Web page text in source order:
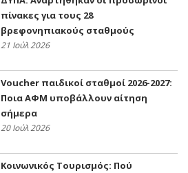
πίνακες για τους 28
βρεφονηπιακούς σταθμούς
21 Ιούλ 2026
Voucher παιδικοί σταθμοί 2026-2027:
Ποια ΑΦΜ υποβάλλουν αίτηση
σήμερα
20 Ιούλ 2026
Κοινωνικός Τουρισμός: Πού